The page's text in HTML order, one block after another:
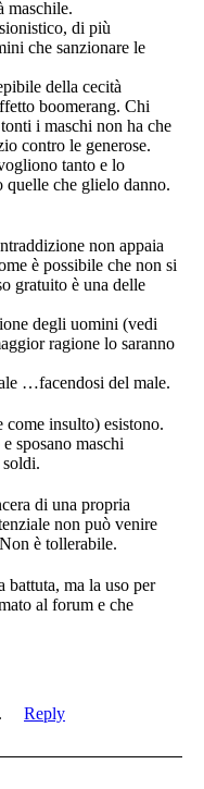
maschile.
di più
che sanzionare le
della cecità
boomerang. Chi
i maschi non ha che
contro le generose.
tanto e lo
che glielo danno.
non appaia
è possibile che non si
gratuito è una delle
degli uomini (vedi
ragione lo saranno
…facendosi del male.
come insulto) esistono.
sposano maschi
di una propria
non può venire
è tollerabile.
battuta, ma la uso per
al forum e che
Reply